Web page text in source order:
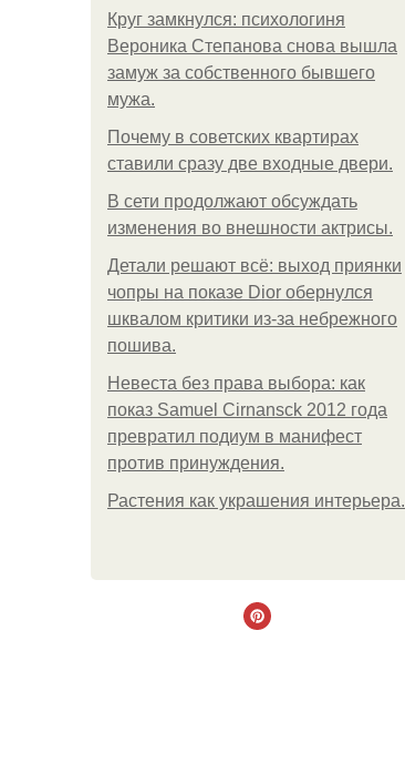
Круг замкнулся: психологиня
Вероника Степанова снова вышла
замуж за собственного бывшего
мужа.
Почему в советских квартирах
ставили сразу две входные двери.
В сети продолжают обсуждать
изменения во внешности актрисы.
Детали решают всё: выход приянки
чопры на показе Dior обернулся
шквалом критики из-за небрежного
пошива.
Невеста без права выбора: как
показ Samuel Cirnansck 2012 года
превратил подиум в манифест
против принуждения.
Растения как украшения интерьера.